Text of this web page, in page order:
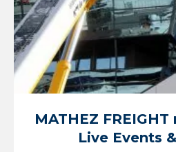
MATHEZ
Live Events